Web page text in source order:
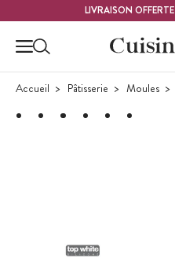
LIVRAISON
Accueil Pâtisserie Moules